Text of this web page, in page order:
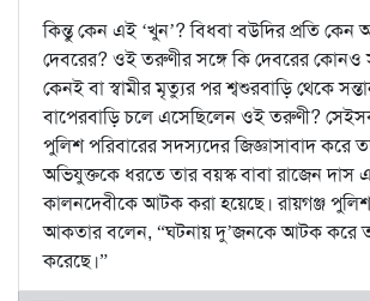
কিন্তু কেন এই ‘খুন’? বিধবা বউদির প্রতি
দেবরের? ওই তরুণীর সঙ্গে কি দেবরের কোনও
কেনই বা স্বামীর মৃত্যুর পর শ্বশুরবাড়ি থেকে
বাপেরবাড়ি চলে এসেছিলেন ওই তরুণী? সেইসব
পুলিশ পরিবারের সদস্যদের জিজ্ঞাসাবাদ করে
অভিযুক্তকে ধরতে তার বয়স্ক বাবা রাজেন দাস
কালনদেবীকে আটক করা হয়েছে। রায়গঞ্জ
আকতার বলেন, “ঘটনায় দু’জনকে আটক করে
করেছে।”